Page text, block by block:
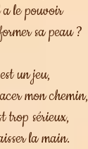
le pouvoir
sa peau ?
un jeu,
mon chemin,
trop sérieux,
la main.